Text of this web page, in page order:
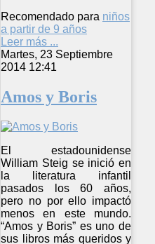
Recomendado para niños
a partir de 9 años
Leer más ...
Martes, 23 Septiembre
2014 12:41
Amos y Boris
El estadounidense
William Steig se inició en
la literatura infantil
pasados los 60 años,
pero no por ello impactó
menos en este mundo.
“Amos y Boris” es uno de
sus libros más queridos y